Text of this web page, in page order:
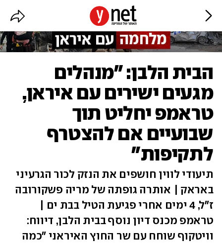
הבית הלבן: "מנהלים
מגעים ישירים עם איראן,
טראמפ יחליט תוך
שבועיים אם להצטרף
לתקיפות"
תיעודי לווין חושפים את הנזק לכור הגרעיני
באראק | אותרה גופתה של מריה פשקורובה
ז"ל, 4 ימים אחרי פגיעת הטיל בבת ים |
טראמפ מכנס דיון נוסף בבית הלבן, דיווח:
וויטקוף שוחח עם שר החוץ האיראני "כמה